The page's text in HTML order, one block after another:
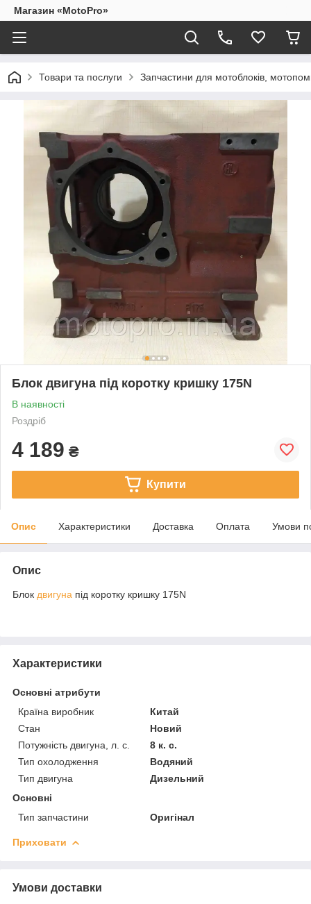
Магазин «MotoPro»
Товари та послуги Запчастини для мотоблоків,
Блок двигуна під коротку кришку 175N
В наявності
Роздріб
4 189 ₴
Купити
Опис Характеристики Доставка Оплата Умови
Опис
Блок двигуна під коротку кришку 175N
Характеристики
Основні атрибути
Країна виробник
Китай
Стан
Новий
Потужність двигуна, л. с.
8 к. с.
Тип охолодження
Водяний
Тип двигуна
Дизельний
Основні
Тип запчастини
Оригінал
Приховати
Умови доставки